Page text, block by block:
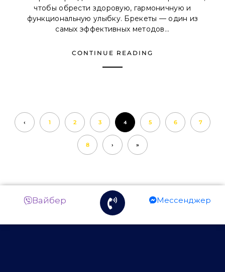
чтобы обрести здоровую, гармоничную и
функциональную улыбку. Брекеты — один из
самых эффективных методов...
CONTINUE READING
‹ 1 2 3 4 5 6 7
8 › »
Вайбер Мессенджер